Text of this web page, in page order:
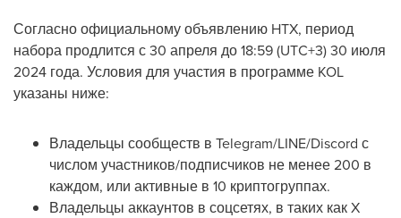
Согласно официальному объявлению HTX, период
набора продлится с 30 апреля до 18:59 (UTC+3) 30 июля
2024 года. Условия для участия в программе KOL
указаны ниже:
Владельцы сообществ в Telegram/LINE/Discord с
числом участников/подписчиков не менее 200 в
каждом, или активные в 10 криптогруппах.
Владельцы аккаунтов в соцсетях, в таких как X